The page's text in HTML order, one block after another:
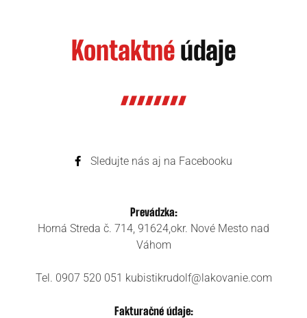
Kontaktné údaje
Sledujte nás aj na Facebooku
Prevádzka:
Horná Streda č. 714, 91624,okr. Nové Mesto nad
Váhom
Tel. 0907 520 051 kubistikrudolf@lakovanie.com
Fakturačné údaje: